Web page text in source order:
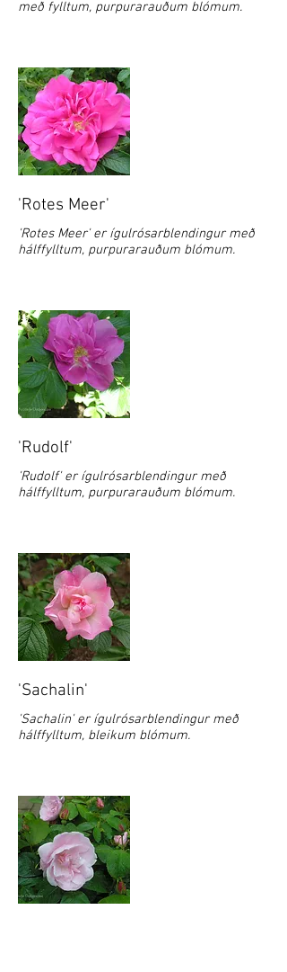
með fylltum, purpurarauðum blómum.
'Rotes Meer'
'Rotes Meer' er ígulrósarblendingur með
hálffylltum, purpurarauðum blómum.
'Rudolf'
'Rudolf' er ígulrósarblendingur með
hálffylltum, purpurarauðum blómum.
'Sachalin'
'Sachalin' er ígulrósarblendingur með
hálffylltum, bleikum blómum.